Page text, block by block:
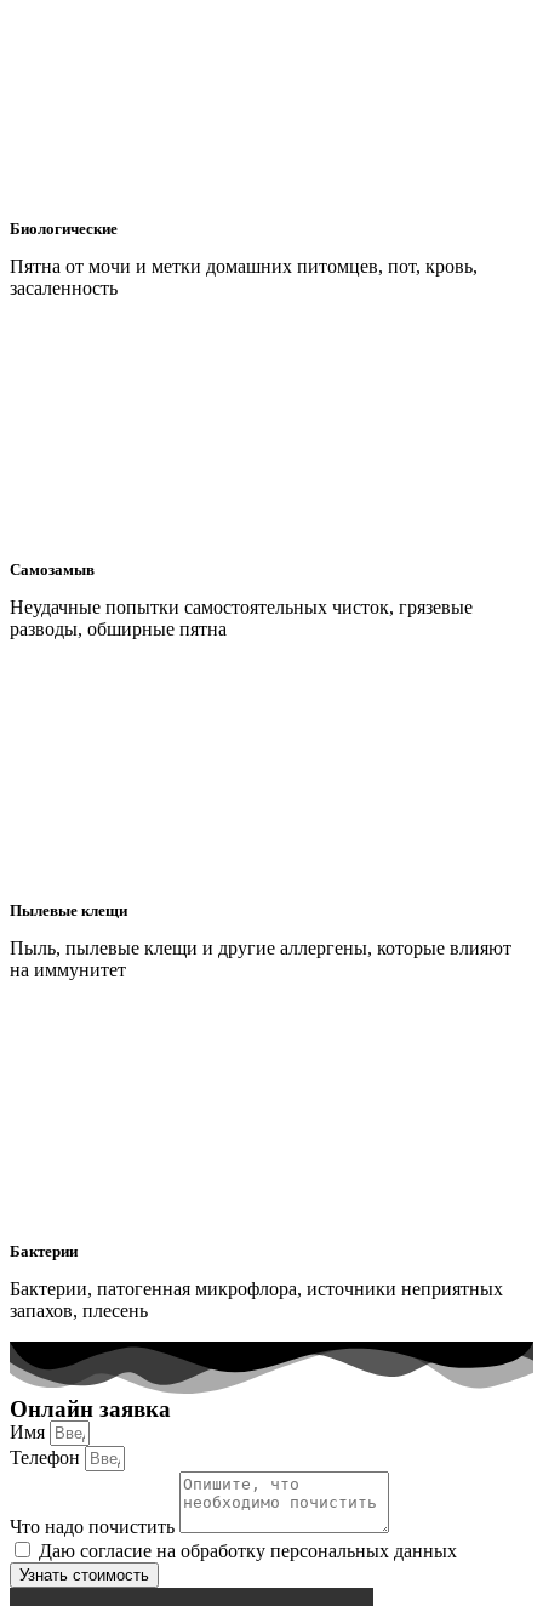
Биологические
Пятна от мочи и метки домашних питомцев, пот, кровь,
засаленность
Самозамыв
Неудачные попытки самостоятельных чисток, грязевые
разводы, обширные пятна
Пылевые клещи
Пыль, пылевые клещи и другие аллергены, которые влияют
на иммунитет
Бактерии
Бактерии, патогенная микрофлора, источники неприятных
запахов, плесень
Онлайн заявка
Имя
Телефон
Что надо почистить
Даю согласие на обработку персональных данных
Узнать стоимость